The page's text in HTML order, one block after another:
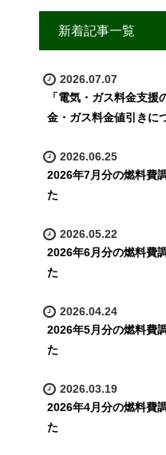
新着記事一覧
2026.07.07
「電気・ガス料金支
金・ガス料金値引きに
2026.06.25
2026年7月分の燃料費
た
2026.05.22
2026年6月分の燃料費
た
2026.04.24
2026年5月分の燃料費
た
2026.03.19
2026年4月分の燃料費
た